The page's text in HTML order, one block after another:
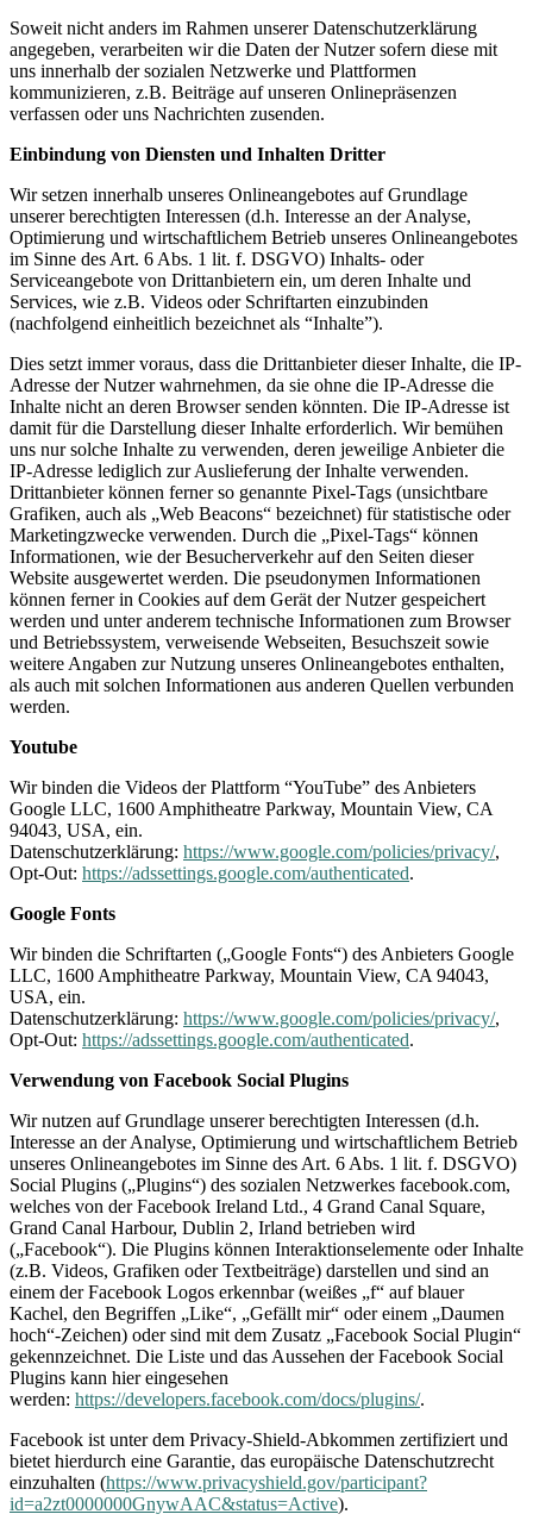
Soweit nicht anders im Rahmen unserer Datenschutzerklärung
angegeben, verarbeiten wir die Daten der Nutzer sofern diese mit
uns innerhalb der sozialen Netzwerke und Plattformen
kommunizieren, z.B. Beiträge auf unseren Onlinepräsenzen
verfassen oder uns Nachrichten zusenden.
Einbindung von Diensten und Inhalten Dritter
Wir setzen innerhalb unseres Onlineangebotes auf Grundlage
unserer berechtigten Interessen (d.h. Interesse an der Analyse,
Optimierung und wirtschaftlichem Betrieb unseres Onlineangebotes
im Sinne des Art. 6 Abs. 1 lit. f. DSGVO) Inhalts- oder
Serviceangebote von Drittanbietern ein, um deren Inhalte und
Services, wie z.B. Videos oder Schriftarten einzubinden
(nachfolgend einheitlich bezeichnet als “Inhalte”).
Dies setzt immer voraus, dass die Drittanbieter dieser Inhalte, die IP-
Adresse der Nutzer wahrnehmen, da sie ohne die IP-Adresse die
Inhalte nicht an deren Browser senden könnten. Die IP-Adresse ist
damit für die Darstellung dieser Inhalte erforderlich. Wir bemühen
uns nur solche Inhalte zu verwenden, deren jeweilige Anbieter die
IP-Adresse lediglich zur Auslieferung der Inhalte verwenden.
Drittanbieter können ferner so genannte Pixel-Tags (unsichtbare
Grafiken, auch als „Web Beacons“ bezeichnet) für statistische oder
Marketingzwecke verwenden. Durch die „Pixel-Tags“ können
Informationen, wie der Besucherverkehr auf den Seiten dieser
Website ausgewertet werden. Die pseudonymen Informationen
können ferner in Cookies auf dem Gerät der Nutzer gespeichert
werden und unter anderem technische Informationen zum Browser
und Betriebssystem, verweisende Webseiten, Besuchszeit sowie
weitere Angaben zur Nutzung unseres Onlineangebotes enthalten,
als auch mit solchen Informationen aus anderen Quellen verbunden
werden.
Youtube
Wir binden die Videos der Plattform “YouTube” des Anbieters
Google LLC, 1600 Amphitheatre Parkway, Mountain View, CA
94043, USA, ein.
Datenschutzerklärung: https://www.google.com/policies/privacy/,
Opt-Out: https://adssettings.google.com/authenticated.
Google Fonts
Wir binden die Schriftarten („Google Fonts“) des Anbieters Google
LLC, 1600 Amphitheatre Parkway, Mountain View, CA 94043,
USA, ein.
Datenschutzerklärung: https://www.google.com/policies/privacy/,
Opt-Out: https://adssettings.google.com/authenticated.
Verwendung von Facebook Social Plugins
Wir nutzen auf Grundlage unserer berechtigten Interessen (d.h.
Interesse an der Analyse, Optimierung und wirtschaftlichem Betrieb
unseres Onlineangebotes im Sinne des Art. 6 Abs. 1 lit. f. DSGVO)
Social Plugins („Plugins“) des sozialen Netzwerkes facebook.com,
welches von der Facebook Ireland Ltd., 4 Grand Canal Square,
Grand Canal Harbour, Dublin 2, Irland betrieben wird
(„Facebook“). Die Plugins können Interaktionselemente oder Inhalte
(z.B. Videos, Grafiken oder Textbeiträge) darstellen und sind an
einem der Facebook Logos erkennbar (weißes „f“ auf blauer
Kachel, den Begriffen „Like“, „Gefällt mir“ oder einem „Daumen
hoch“-Zeichen) oder sind mit dem Zusatz „Facebook Social Plugin“
gekennzeichnet. Die Liste und das Aussehen der Facebook Social
Plugins kann hier eingesehen
werden: https://developers.facebook.com/docs/plugins/.
Facebook ist unter dem Privacy-Shield-Abkommen zertifiziert und
bietet hierdurch eine Garantie, das europäische Datenschutzrecht
einzuhalten (https://www.privacyshield.gov/participant?
id=a2zt0000000GnywAAC&status=Active).